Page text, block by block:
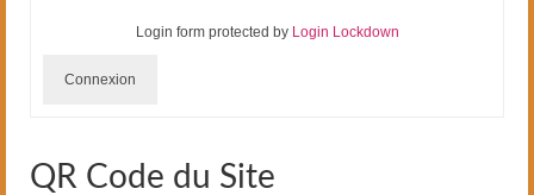
Login form protected by Login Lockdown
Connexion
QR Code du Site